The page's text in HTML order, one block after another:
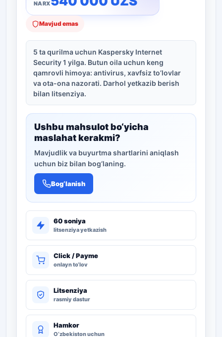
Mavjud emas
5 ta qurilma uchun Kaspersky Internet
Security 1 yilga. Butun oila uchun keng
qamrovli himoya: antivirus, xavfsiz to’lovlar
va ota-ona nazorati. Darhol yetkazib berish
bilan litsenziya.
Ushbu mahsulot bo‘yicha
maslahat kerakmi?
Mavjudlik va buyurtma shartlarini aniqlash
uchun biz bilan bog‘laning.
Bog‘lanish
60 soniya
litsenziya yetkazish
Click / Payme
onlayn to‘lov
Litsenziya
rasmiy dastur
Hamkor
O‘zbekiston uchun